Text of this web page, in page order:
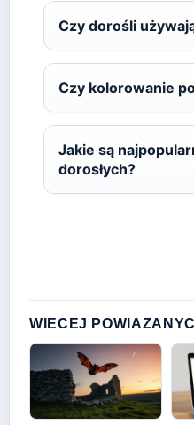
Czy dorośli
Czy kolorowanie
Jakie są
dorosłych?
WIECEJ